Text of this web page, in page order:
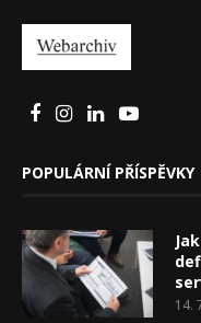
POPULÁRNÍ PŘÍSPĚVKY
14.